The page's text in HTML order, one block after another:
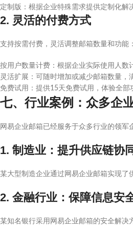
定制版：根据企业特殊需求提供定制化解
2. 灵活的付费方式
支持按需付费，灵活调整邮箱数量和功能：
按用户数量计费：根据企业实际使用人数
灵活扩展：可随时增加或减少邮箱数量，
免费试用：提供15天免费试用，体验全部
七、行业案例：众多企
网易企业邮箱已经服务于众多行业的领军
1. 制造业：提升供应链协
某大型制造企业通过网易企业邮箱实现了
2. 金融行业：保障信息安
某知名银行采用网易企业邮箱的安全解决